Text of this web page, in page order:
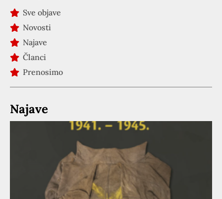
Sve objave
Novosti
Najave
Članci
Prenosimo
Najave